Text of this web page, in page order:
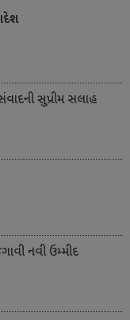
સુપ્રીમ સલાહ
નવી ઉમ્મીદ